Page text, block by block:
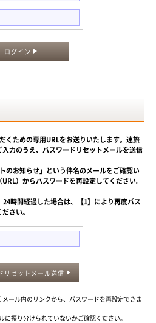
ログイン
くための専用URLをお送りいたします。速旅
力のうえ、パスワードリセットメールを送信
のお知らせ」という件名のメールをご確認い
）からパスワードを再設定してください。
時間経過した場合は、【1】により再度パス
さい。
リセットメール送信
ール内のリンクから、パスワードを再設定できま
振り分けられていないかご確認ください。